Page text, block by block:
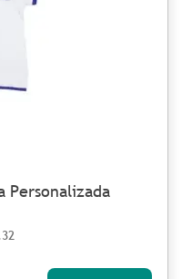
Personalizada